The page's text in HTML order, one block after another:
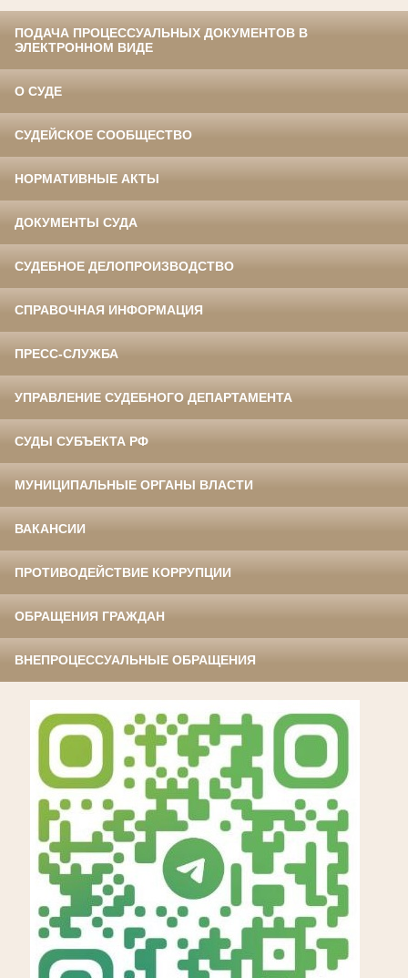
ПОДАЧА ПРОЦЕССУАЛЬНЫХ ДОКУМЕНТОВ В
ЭЛЕКТРОННОМ ВИДЕ
О СУДЕ
СУДЕЙСКОЕ СООБЩЕСТВО
НОРМАТИВНЫЕ АКТЫ
ДОКУМЕНТЫ СУДА
СУДЕБНОЕ ДЕЛОПРОИЗВОДСТВО
СПРАВОЧНАЯ ИНФОРМАЦИЯ
ПРЕСС-СЛУЖБА
УПРАВЛЕНИЕ СУДЕБНОГО ДЕПАРТАМЕНТА
СУДЫ СУБЪЕКТА РФ
МУНИЦИПАЛЬНЫЕ ОРГАНЫ ВЛАСТИ
ВАКАНСИИ
ПРОТИВОДЕЙСТВИЕ КОРРУПЦИИ
ОБРАЩЕНИЯ ГРАЖДАН
ВНЕПРОЦЕССУАЛЬНЫЕ ОБРАЩЕНИЯ